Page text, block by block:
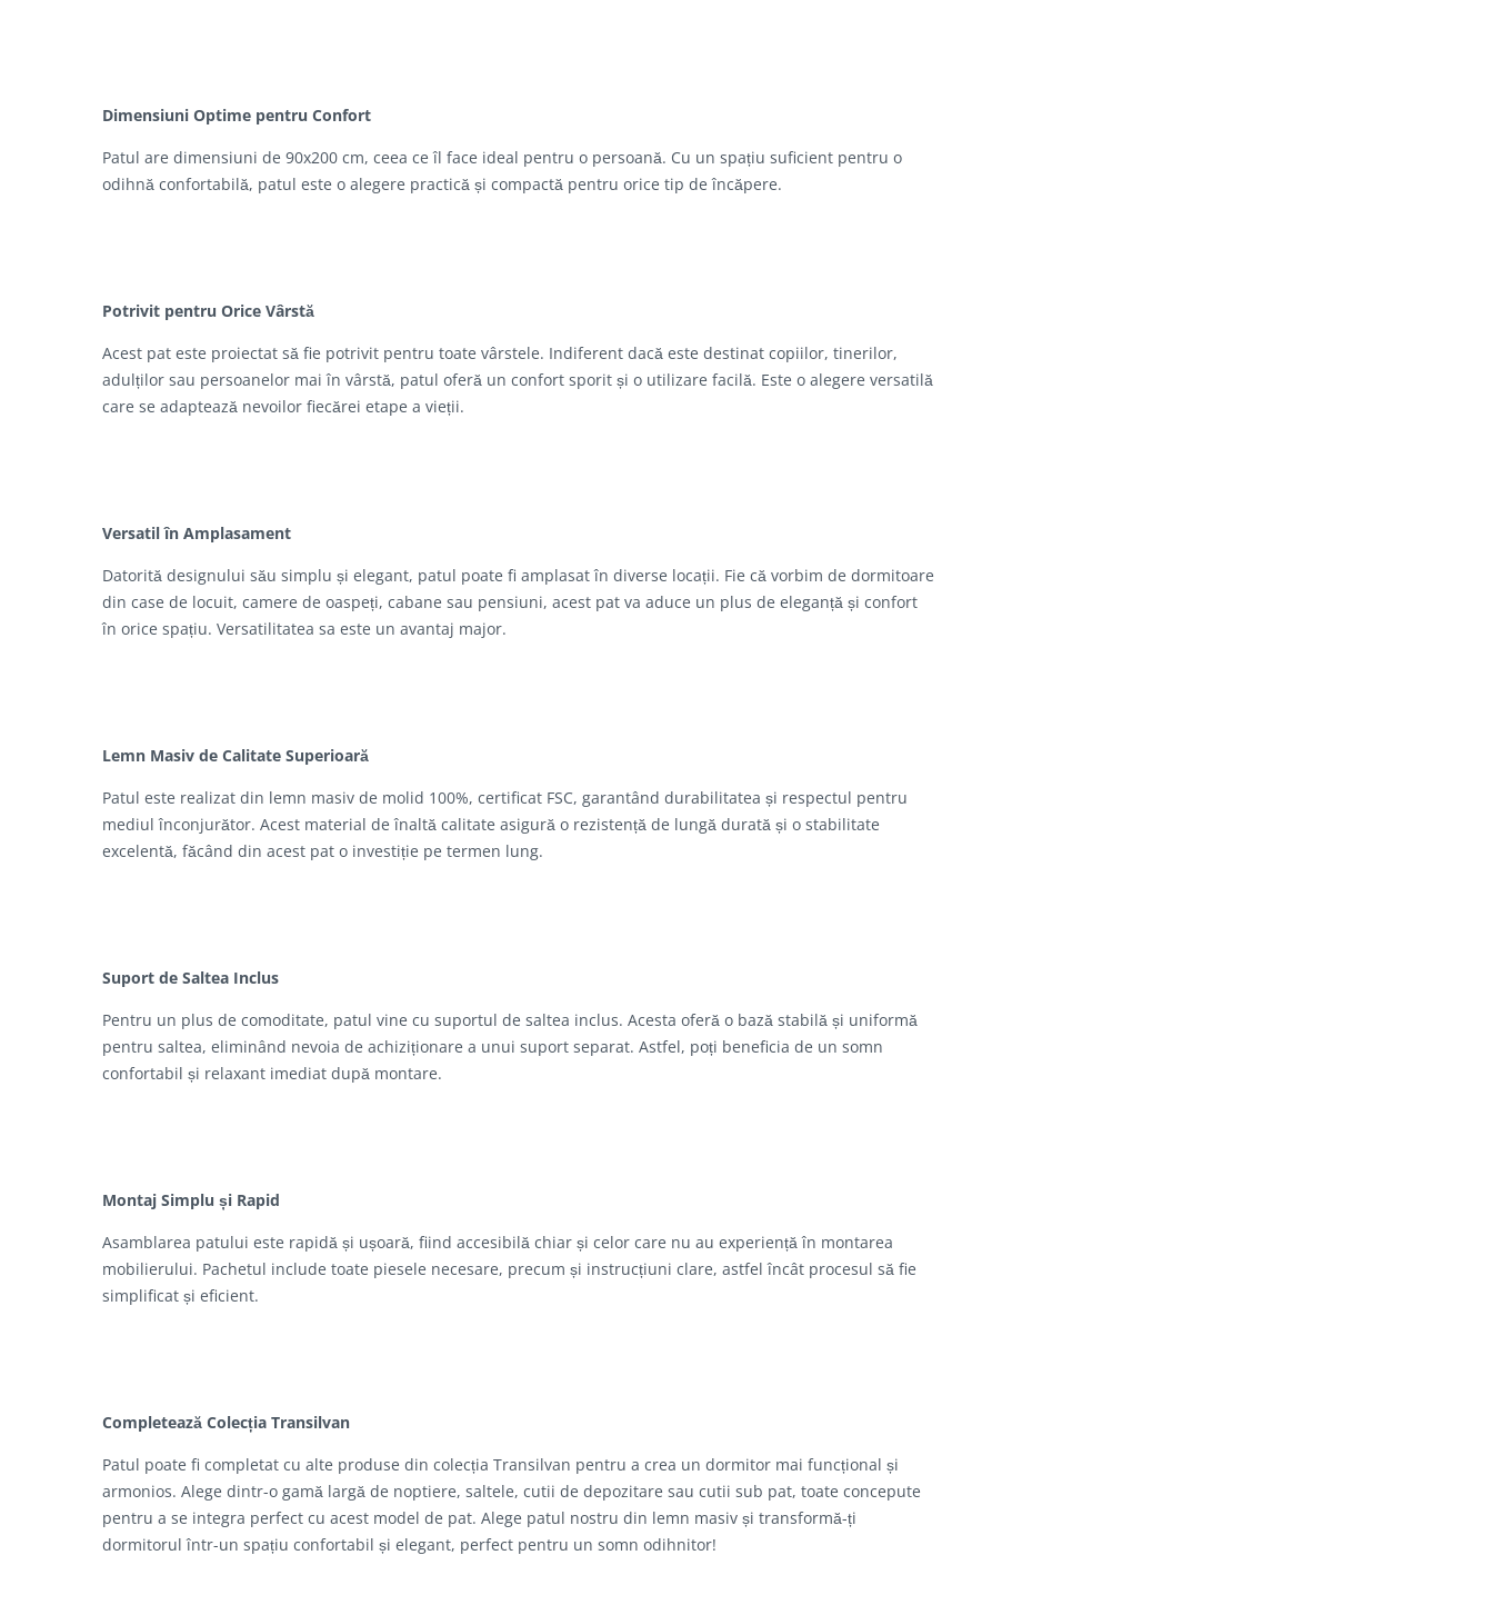
Dimensiuni Optime pentru Confort
Patul are dimensiuni de 90x200 cm, ceea ce îl face ideal pentru o persoană. Cu un spațiu suficient pentru o
odihnă confortabilă, patul este o alegere practică și compactă pentru orice tip de încăpere.
Potrivit pentru Orice Vârstă
Acest pat este proiectat să fie potrivit pentru toate vârstele. Indiferent dacă este destinat copiilor, tinerilor,
adulților sau persoanelor mai în vârstă, patul oferă un confort sporit și o utilizare facilă. Este o alegere versatilă
care se adaptează nevoilor fiecărei etape a vieții.
Versatil în Amplasament
Datorită designului său simplu și elegant, patul poate fi amplasat în diverse locații. Fie că vorbim de dormitoare
din case de locuit, camere de oaspeți, cabane sau pensiuni, acest pat va aduce un plus de eleganță și confort
în orice spațiu. Versatilitatea sa este un avantaj major.
Lemn Masiv de Calitate Superioară
Patul este realizat din lemn masiv de molid 100%, certificat FSC, garantând durabilitatea și respectul pentru
mediul înconjurător. Acest material de înaltă calitate asigură o rezistență de lungă durată și o stabilitate
excelentă, făcând din acest pat o investiție pe termen lung.
Suport de Saltea Inclus
Pentru un plus de comoditate, patul vine cu suportul de saltea inclus. Acesta oferă o bază stabilă și uniformă
pentru saltea, eliminând nevoia de achiziționare a unui suport separat. Astfel, poți beneficia de un somn
confortabil și relaxant imediat după montare.
Montaj Simplu și Rapid
Asamblarea patului este rapidă și ușoară, fiind accesibilă chiar și celor care nu au experiență în montarea
mobilierului. Pachetul include toate piesele necesare, precum și instrucțiuni clare, astfel încât procesul să fie
simplificat și eficient.
Completează Colecția Transilvan
Patul poate fi completat cu alte produse din colecția Transilvan pentru a crea un dormitor mai funcțional și
armonios. Alege dintr-o gamă largă de noptiere, saltele, cutii de depozitare sau cutii sub pat, toate concepute
pentru a se integra perfect cu acest model de pat. Alege patul nostru din lemn masiv și transformă-ți
dormitorul într-un spațiu confortabil și elegant, perfect pentru un somn odihnitor!